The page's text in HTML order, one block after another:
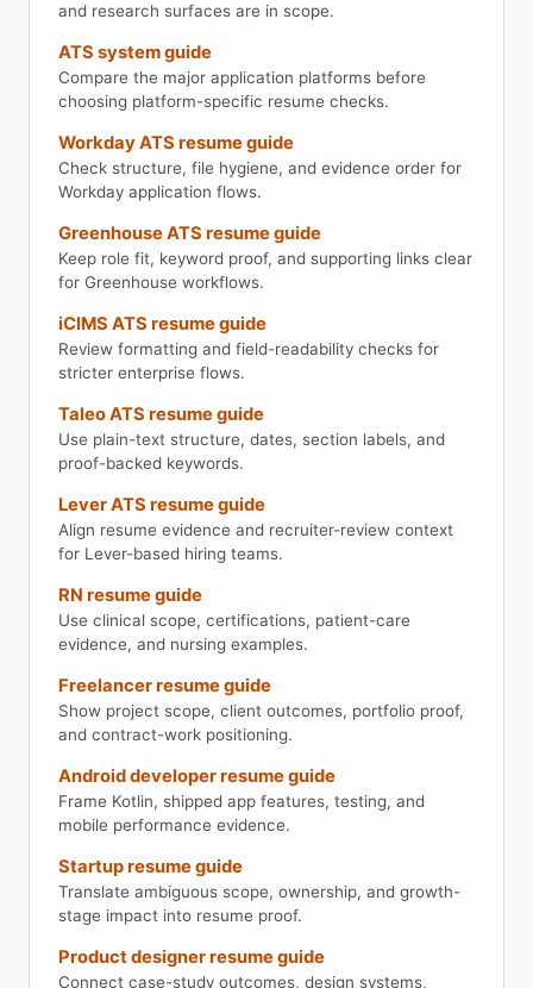
and research surfaces are in scope.
ATS system guide
Compare the major application platforms before
choosing platform-specific resume checks.
Workday ATS resume guide
Check structure, file hygiene, and evidence order for
Workday application flows.
Greenhouse ATS resume guide
Keep role fit, keyword proof, and supporting links clear
for Greenhouse workflows.
iCIMS ATS resume guide
Review formatting and field-readability checks for
stricter enterprise flows.
Taleo ATS resume guide
Use plain-text structure, dates, section labels, and
proof-backed keywords.
Lever ATS resume guide
Align resume evidence and recruiter-review context
for Lever-based hiring teams.
RN resume guide
Use clinical scope, certifications, patient-care
evidence, and nursing examples.
Freelancer resume guide
Show project scope, client outcomes, portfolio proof,
and contract-work positioning.
Android developer resume guide
Frame Kotlin, shipped app features, testing, and
mobile performance evidence.
Startup resume guide
Translate ambiguous scope, ownership, and growth-
stage impact into resume proof.
Product designer resume guide
Connect case-study outcomes, design systems,